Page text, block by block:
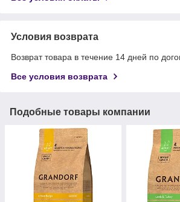
Условия возврата
Возврат товара в течение 14 дней по
Все условия возврата
Подобные товары компании